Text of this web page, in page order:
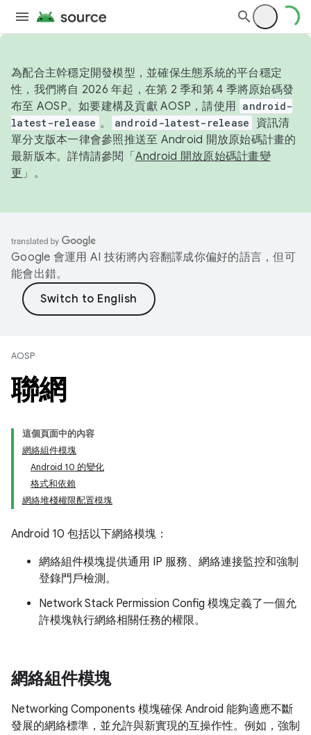
為配合主幹穩定開發模型，並確保生態系統的平台穩定
性，我們將自 2026 年起，在第 2 季和第 4 季將原始碼發
布至 AOSP。如要建構及貢獻 AOSP，請使用 android-
latest-release 。 android-latest-release
資訊清
單分支版本一律會參照推送至 Android 開放原始碼計畫的
最新版本。詳情請參閱「 Android 開放原始碼計畫變
更 」。
Google 會運用 AI 技術將內容翻譯成你偏好的語言，但可
能會出錯。
AOSP
聯網
這個頁面中的內容
網絡組件模塊
Android 10 的變化
格式和依賴
網絡堆棧權限配置模塊
Android 10 包括以下網絡模塊：
網絡組件模塊提供通用 IP 服務、網絡連接監控和強制
登錄門戶檢測。
Network Stack Permission Config 模塊定義了一個允
許模塊執行網絡相關任務的權限。
網絡組件模塊
Networking Components 模塊確保 Android 能夠適應不斷
發展的網絡標準，並允許與新實現的互操作性。例如，強制